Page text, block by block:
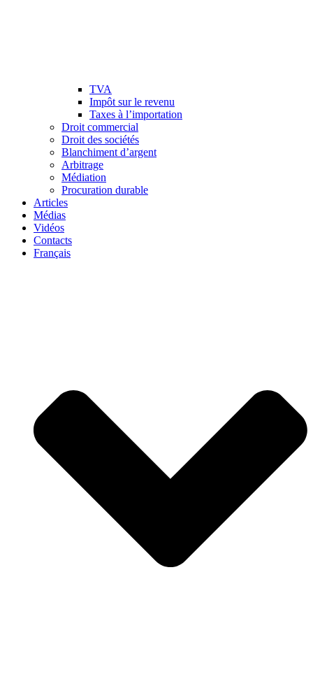
TVA
Impôt sur le revenu
Taxes à l’importation
Droit commercial
Droit des sociétés
Blanchiment d’argent
Arbitrage
Médiation
Procuration durable
Articles
Médias
Vidéos
Contacts
Français